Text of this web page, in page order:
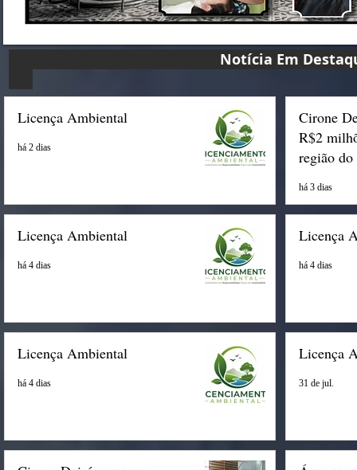
Notícia Em
Licença Ambiental
há 2 dias
Cirone
R$2
região do
há 3 dias
Licença Ambiental
há 4 dias
Licença
há 4 dias
Licença Ambiental
há 4 dias
Licença
31 de jul.